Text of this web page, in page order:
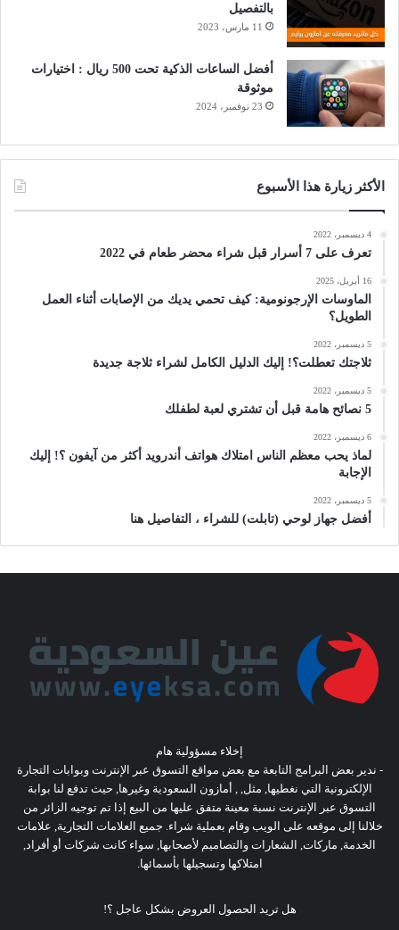
بالتفصيل
11 مارس، 2023
أفضل الساعات الذكية تحت 500 ريال : اختيارات
موثوقة
23 نوفمبر، 2024
الأكثر زيارة هذا الأسبوع
4 ديسمبر، 2022
تعرف على 7 أسرار قبل شراء محضر طعام في 2022
16 أبريل، 2025
الماوسات الإرجونومية: كيف تحمي يديك من الإصابات أثناء العمل
الطويل؟
5 ديسمبر، 2022
ثلاجتك تعطلت؟! إليك الدليل الكامل لشراء ثلاجة جديدة
5 ديسمبر، 2022
5 نصائح هامة قبل أن تشتري لعبة لطفلك
6 ديسمبر، 2022
لماذ يحب معظم الناس امتلاك هواتف أندرويد أكثر من آيفون ؟! إليك
الإجابة
5 ديسمبر، 2022
أفضل جهاز لوحي (تابلت) للشراء ، التفاصيل هنا
إخلاء مسؤولية هام
- ندير بعض البرامج التابعة مع بعض مواقع التسوق عبر الإنترنت وبوابات التجارة
الإلكترونية التي نغطيها, مثل, , أمازون السعودية وغيرها, حيث تدفع لنا بوابة
التسوق عبر الإنترنت نسبة معينة متفق عليها من البيع إذا تم توجيه الزائر من
خلالنا إلى موقعه على الويب وقام بعملية شراء. جميع العلامات التجارية, علامات
الخدمة, ماركات, الشعارات والتصاميم لأصحابها, سواء كانت شركات أو أفراد,
امتلاكها وتسجيلها بأسمائها.
هل تريد الحصول العروض بشكل عاجل ؟!